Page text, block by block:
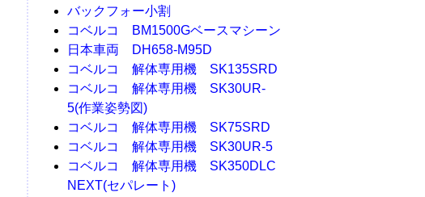
バックフォー小割
コベルコ BM1500Gベースマシーン
日本車両 DH658-M95D
コベルコ 解体専用機 SK135SRD
コベルコ 解体専用機 SK30UR-
5(作業姿勢図)
コベルコ 解体専用機 SK75SRD
コベルコ 解体専用機 SK30UR-5
コベルコ 解体専用機 SK350DLC
NEXT(セパレート)